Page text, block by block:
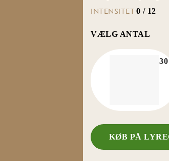
INTENSITET 0 / 12
VÆLG ANTAL
KØB PÅ